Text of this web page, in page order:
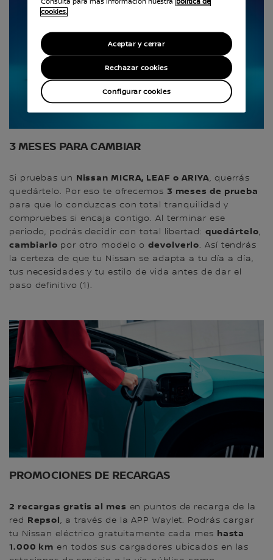
3 MESES PARA CAMBIAR
Si pruebas un Nissan MICRA, LEAF o ARIYA, querrás
quedártelo. Por eso te ofrecemos 3 meses de prueba
para que lo conduzcas con total tranquilidad y
compruebes si encaja contigo. Al terminar ese
periodo, podrás decidir con total libertad: quedártelo,
cambiarlo por otro modelo odevolverlo. Así tendrás
la certeza de que tu Nissan se adapta a tu día a día,
tus necesidades y tu estilo de vida antes de dar el
paso definitivo (1).
PROMOCIONES DE RECARGAS
2 recargas gratis al mes en puntos de recarga de la
red Repsol, a través de la APP Waylet. Podrás cargar
tu Nissan eléctrico gratuitamente cada mes hasta
1.000 km en todos sus cargadores ubicados en las
cookies.
Rechazar cookies
Aceptar y cerrar
Configurar cookies